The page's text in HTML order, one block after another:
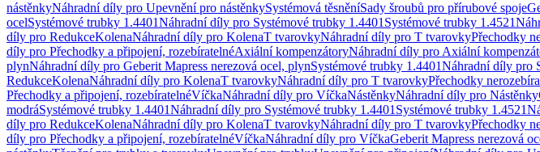
nástěnkyNáhradní díly pro Upevnění pro nástěnkySystémová těsněníSady šroubů pro přírubové spoje
ocelSystémové trubky 1.4401Náhradní díly pro Systémové trubky 1.4401 Systémové trubky 1.4521
díly pro RedukceKolenaNáhradní díly pro KolenaT tvarovkyNáhradní díly pro T tvarovkyPřechodky
díly pro Přechodky a připojení, rozebíratelnéAxiální kompenzátoryNáhradní díly pro Axiální
plynNáhradní díly pro Geberit Mapress nerezová ocel, plynSystémové trubky 1.4401Náhradní díly pro
RedukceKolenaNáhradní díly pro KolenaT tvarovkyNáhradní díly pro T tvarovkyPřechodky
Přechodky a připojení, rozebíratelnéVíčkaNáhradní díly pro VíčkaNástěnkyNáhradní díly pro Nástěnky
modráSystémové trubky 1.4401Náhradní díly pro Systémové trubky 1.4401 Systémové trubky 1.4521
díly pro RedukceKolenaNáhradní díly pro KolenaT tvarovkyNáhradní díly pro T tvarovkyPřechodky
díly pro Přechodky a připojení, rozebíratelnéVíčkaNáhradní díly pro VíčkaGeberit Mapress nerezová